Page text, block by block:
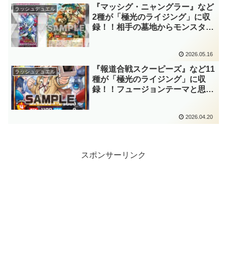
ます！！【遊戯王ラッシュデュエ
ル】
ラッシュデュエル
『マッシグ・ニャングラー』など
2種が「極光のライジング」に収
録！！相手の墓地からモンスター
ュアルなのに、まさかの自身が魚
族なんだ！？【遊戯王ラッシュデ
ュエル】
2026.05.16
ラッシュデュエル
『報道合戦スクーピーズ』など11
種が「極光のライジング」に収
録！！フュージョンテーマと思わ
場！？これは凄い「特ダネ」2026.04.20
スポンサーリンク